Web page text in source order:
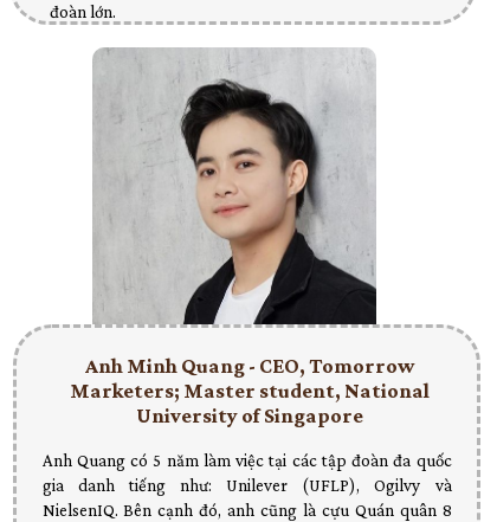
đoàn lớn.
Anh Quang có 5 năm làm việc tại các tập đoàn đa quốc
gia danh tiếng như: Unilever (UFLP), Ogilvy và
NielsenIQ. Bên cạnh đó, anh cũng là cựu Quán quân 8
Anh Minh Quang - CEO, Tomorrow
Marketers; Master student, National
University of Singapore